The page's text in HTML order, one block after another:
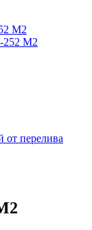
M2
от перелива